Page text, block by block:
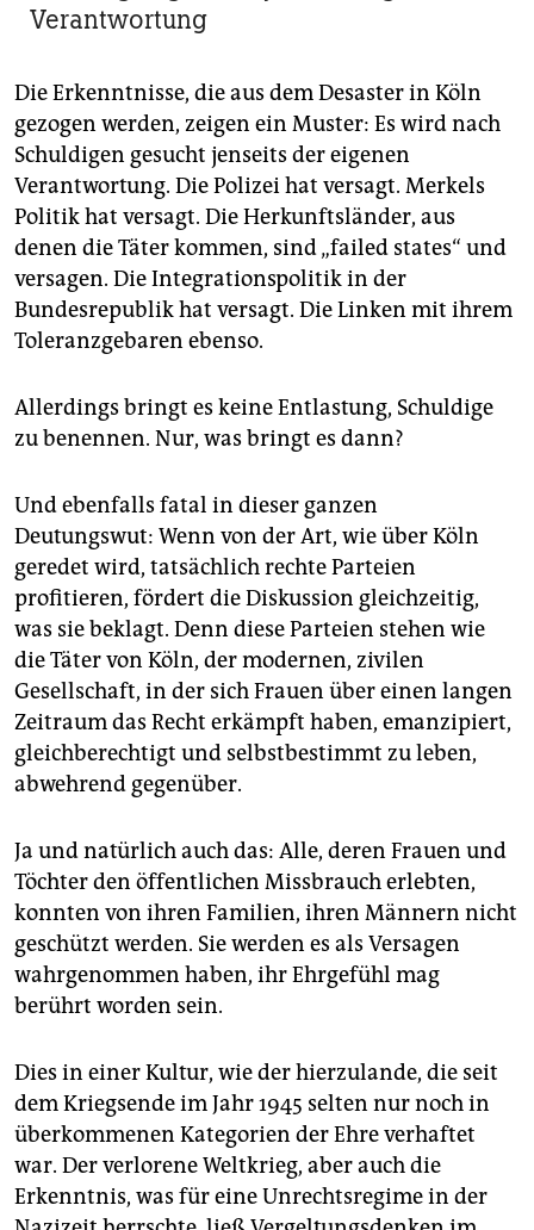
Verantwortung
Die Erkenntnisse, die aus dem Desaster in Köln
gezogen werden, zeigen ein Muster: Es wird nach
Schuldigen gesucht jenseits der eigenen
Verantwortung. Die Polizei hat versagt. Merkels
Politik hat versagt. Die Herkunftsländer, aus
denen die Täter kommen, sind „failed states“ und
versagen. Die Integrationspolitik in der
Bundesrepublik hat versagt. Die Linken mit ihrem
Toleranzgebaren ebenso.
Allerdings bringt es keine Entlastung, Schuldige
zu benennen. Nur, was bringt es dann?
Und ebenfalls fatal in dieser ganzen
Deutungswut: Wenn von der Art, wie über Köln
geredet wird, tatsächlich rechte Parteien
profitieren, fördert die Diskussion gleichzeitig,
was sie beklagt. Denn diese Parteien stehen wie
die Täter von Köln, der modernen, zivilen
Gesellschaft, in der sich Frauen über einen langen
Zeitraum das Recht erkämpft haben, emanzipiert,
gleichberechtigt und selbstbestimmt zu leben,
abwehrend gegenüber.
Ja und natürlich auch das: Alle, deren Frauen und
Töchter den öffentlichen Missbrauch erlebten,
konnten von ihren Familien, ihren Männern nicht
geschützt werden. Sie werden es als Versagen
wahrgenommen haben, ihr Ehrgefühl mag
berührt worden sein.
Dies in einer Kultur, wie der hierzulande, die seit
dem Kriegsende im Jahr 1945 selten nur noch in
überkommenen Kategorien der Ehre verhaftet
war. Der verlorene Weltkrieg, aber auch die
Erkenntnis, was für eine Unrechtsregime in der